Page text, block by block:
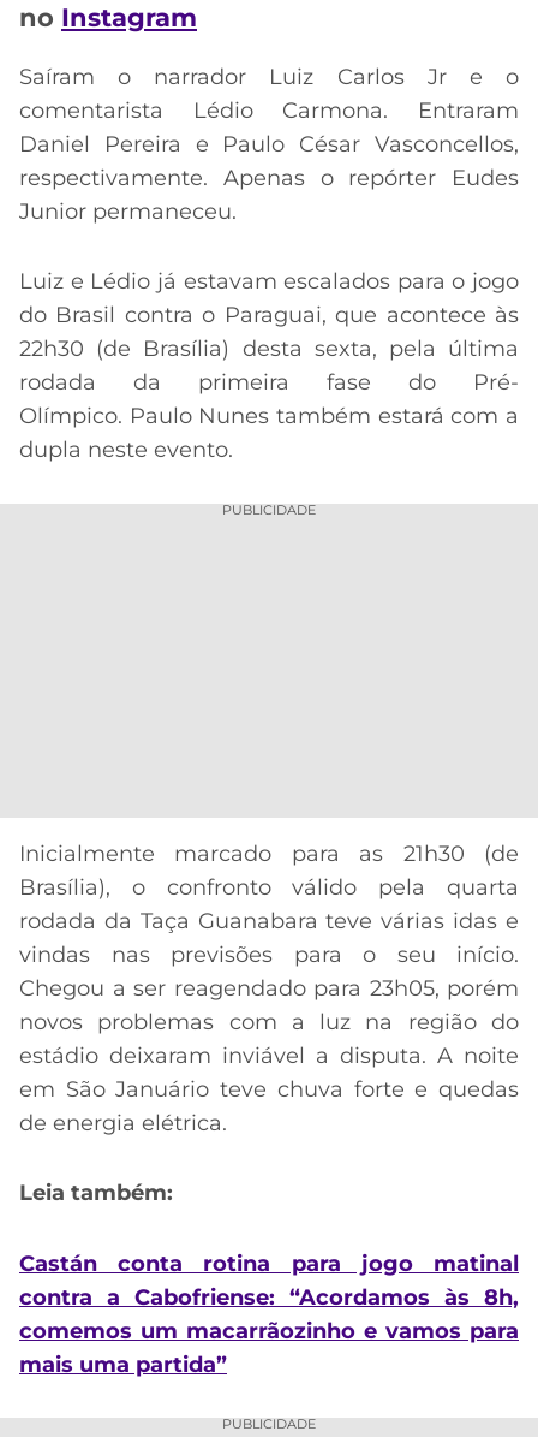
CRUZEIRO
no Instagram
Saíram o narrador Luiz Carlos Jr e o
comentarista Lédio Carmona. Entraram
Daniel Pereira e Paulo César Vasconcellos,
respectivamente. Apenas o repórter Eudes
Junior permaneceu.
Luiz e Lédio já estavam escalados para o jogo
do Brasil contra o Paraguai, que acontece às
22h30 (de Brasília) desta sexta, pela última
rodada da primeira fase do Pré-
Olímpico. Paulo Nunes também estará com a
dupla neste evento.
PUBLICIDADE
Inicialmente marcado para as 21h30 (de
Brasília), o confronto válido pela quarta
rodada da Taça Guanabara teve várias idas e
vindas nas previsões para o seu início.
Chegou a ser reagendado para 23h05, porém
novos problemas com a luz na região do
estádio deixaram inviável a disputa. A noite
em São Januário teve chuva forte e quedas
de energia elétrica.
Leia também:
Castán conta rotina para jogo matinal
contra a Cabofriense: “Acordamos às 8h,
comemos um macarrãozinho e vamos para
mais uma partida”
PUBLICIDADE